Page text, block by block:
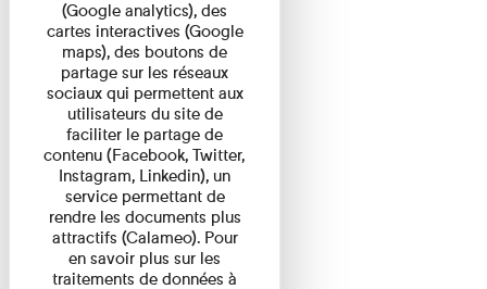
(Google analytics), des
cartes interactives (Google
maps), des boutons de
partage sur les réseaux
sociaux qui permettent aux
utilisateurs du site de
faciliter le partage de
contenu (Facebook, Twitter,
Instagram, Linkedin), un
service permettant de
rendre les documents plus
attractifs (Calameo). Pour
en savoir plus sur les
traitements de données à